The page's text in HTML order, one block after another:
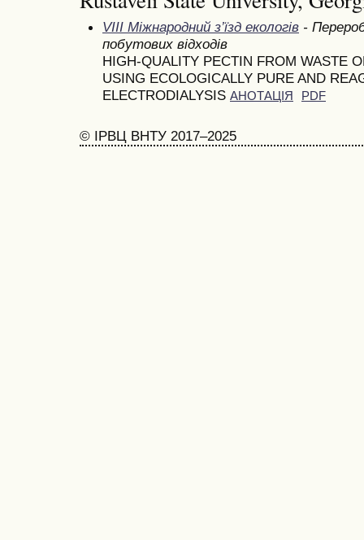
VІІІ Міжнародний з’їзд екологів -
побутових відходів
HIGH-QUALITY PECTIN FROM WASTE
USING ECOLOGICALLY PURE AND
ELECTRODIALYSIS АНОТАЦІЯ PDF
© ІРВЦ ВНТУ 2017–2025